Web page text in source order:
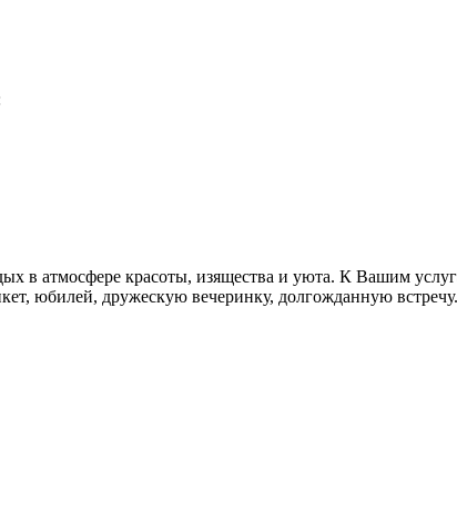
красоты, изящества и уюта. К Вашим
юбилей, дружескую вечеринку, долгожданную